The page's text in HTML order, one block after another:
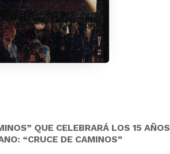
QUE CELEBRARÁ LOS 15 AÑOS
“CRUCE DE CAMINOS”